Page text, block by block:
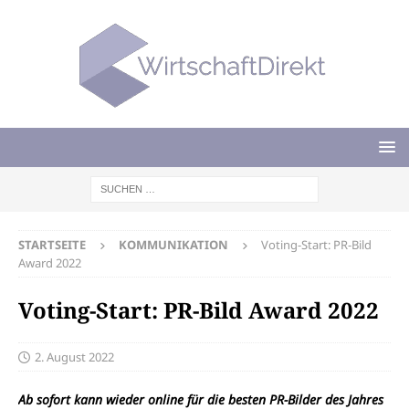
STARTSEITE KOMMUNIKATION
Voting-Start: PR-Bild
Award 2022
Voting-Start: PR-Bild Award 2022
2. August 2022
Ab sofort kann wieder online für die besten PR-Bilder des Jahres